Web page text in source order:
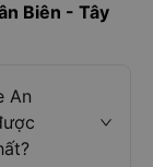
Biên - Tây
An